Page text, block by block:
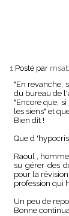
1.Posté par
"En revanche,
du bureau de
"Encore que,
les siens" et
Bien dit !
Que d
Raoul ,
su gérer des
pour la
profession qui
Un peu de
Bonne